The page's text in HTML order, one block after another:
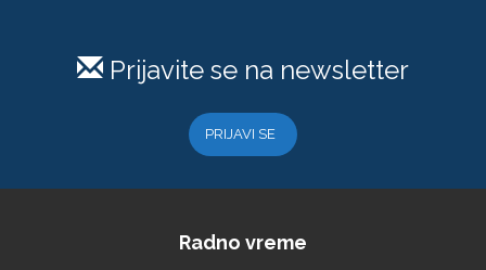
Prijavite se na newsletter
PRIJAVI SE
Radno vreme